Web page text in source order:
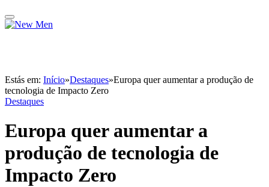
Estás em: Início»Destaques»Europa quer aumentar a produção de
tecnologia de Impacto Zero
Destaques
Europa quer aumentar a
produção de tecnologia de
Impacto Zero